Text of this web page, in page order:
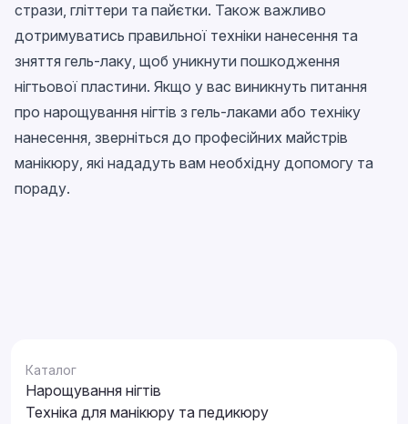
стрази, гліттери та пайєтки. Також важливо
дотримуватись правильної техніки нанесення та
зняття гель-лаку, щоб уникнути пошкодження
нігтьової пластини. Якщо у вас виникнуть питання
про нарощування нігтів з гель-лаками або техніку
нанесення, зверніться до професійних майстрів
манікюру, які нададуть вам необхідну допомогу та
пораду.
Каталог
Нарощування нігтів
Техніка для манікюру та педикюру